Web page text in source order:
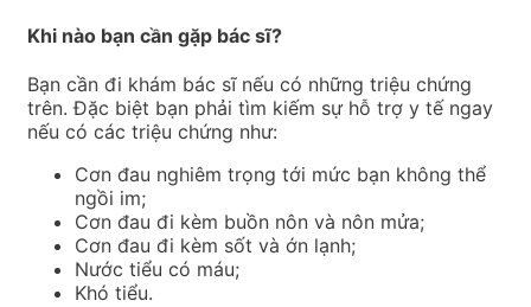
Khi nào bạn cần gặp bác sĩ?
Bạn cần đi khám bác sĩ nếu có những triệu chứng
trên. Đặc biệt bạn phải tìm kiếm sự hỗ trợ y tế ngay
nếu có các triệu chứng như:
Cơn đau nghiêm trọng tới mức bạn không thể
ngồi im;
Cơn đau đi kèm buồn nôn và nôn mửa;
Cơn đau đi kèm sốt và ớn lạnh;
Nước tiểu có máu;
Khó tiểu.